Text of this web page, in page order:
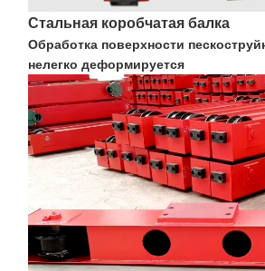
Стальная коробчатая балка
Обработка поверхности
нелегко деформируется